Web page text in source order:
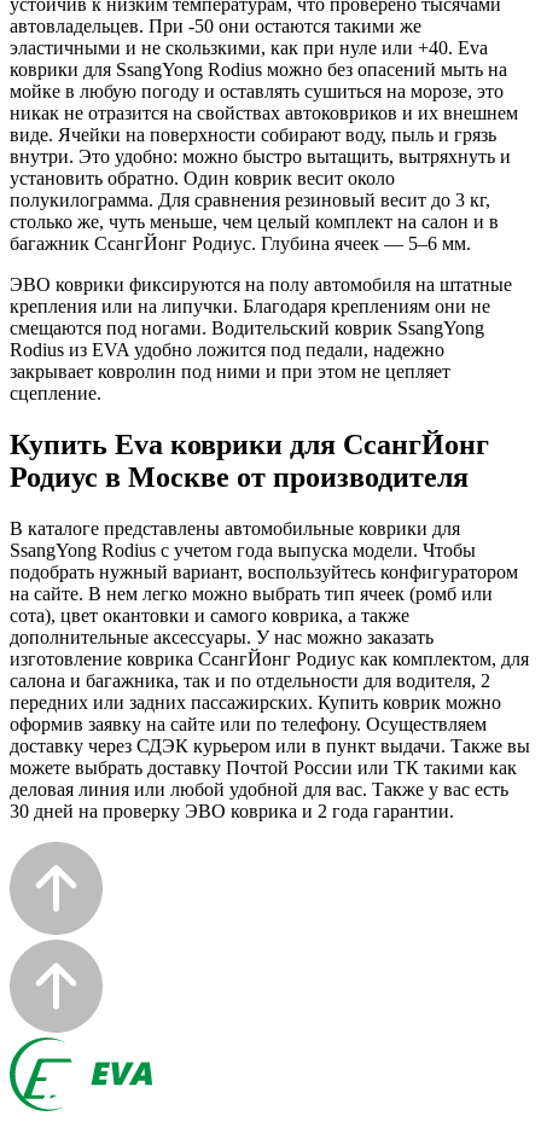
устойчив к низким температурам, что проверено тысячами
автовладельцев. При -50 они остаются такими же
эластичными и не скользкими, как при нуле или +40. Eva
коврики для SsangYong Rodius можно без опасений мыть на
мойке в любую погоду и оставлять сушиться на морозе, это
никак не отразится на свойствах автоковриков и их внешнем
виде. Ячейки на поверхности собирают воду, пыль и грязь
внутри. Это удобно: можно быстро вытащить, вытряхнуть и
установить обратно. Один коврик весит около
полукилограмма. Для сравнения резиновый весит до 3 кг,
столько же, чуть меньше, чем целый комплект на салон и в
багажник СсангЙонг Родиус. Глубина ячеек — 5–6 мм.
ЭВО коврики фиксируются на полу автомобиля на штатные
крепления или на липучки. Благодаря креплениям они не
смещаются под ногами. Водительский коврик SsangYong
Rodius из EVA удобно ложится под педали, надежно
закрывает ковролин под ними и при этом не цепляет
сцепление.
Купить Eva коврики для СсангЙонг
Родиус в Москве от производителя
В каталоге представлены автомобильные коврики для
SsangYong Rodius с учетом года выпуска модели. Чтобы
подобрать нужный вариант, воспользуйтесь конфигуратором
на сайте. В нем легко можно выбрать тип ячеек (ромб или
сота), цвет окантовки и самого коврика, а также
дополнительные аксессуары. У нас можно заказать
изготовление коврика СсангЙонг Родиус как комплектом, для
салона и багажника, так и по отдельности для водителя, 2
передних или задних пассажирских. Купить коврик можно
оформив заявку на сайте или по телефону. Осуществляем
доставку через СДЭК курьером или в пункт выдачи. Также вы
можете выбрать доставку Почтой России или ТК такими как
деловая линия или любой удобной для вас. Также у вас есть
30 дней на проверку ЭВО коврика и 2 года гарантии.